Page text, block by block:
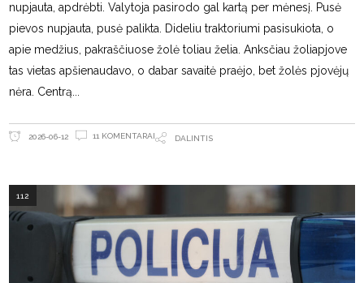
nupjauta, apdrėbti. Valytoja pasirodo gal kartą per mėnesį. Pusė
pievos nupjauta, pusė palikta. Dideliu traktoriumi pasisukiota, o
apie medžius, pakraščiuose žolė toliau želia. Anksčiau žoliapjove
tas vietas apšienaudavo, o dabar savaitė praėjo, bet žolės pjovėjų
nėra. Centrą
2026-06-12 11 KOMENTARAI DALINTIS
112